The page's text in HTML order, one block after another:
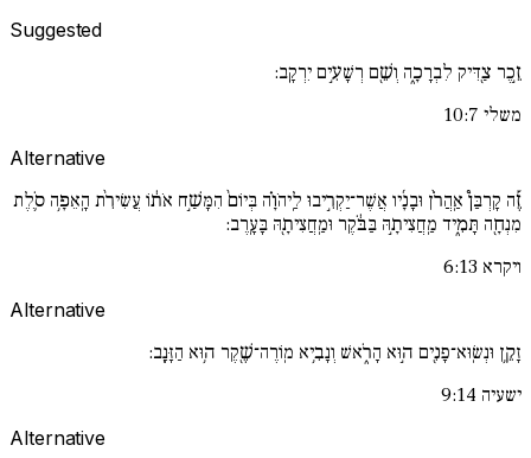
Suggested
זֵ֣כֶר צַ֖דִּיק לִבְרָכָ֑ה וְשֵׁ֖ם רְשָׁעִ֣ים יִרְקָֽב:
משלי 10:7
Alternative
זֶ֡ה קָרְבַּן֩ אַֽהֲרֹ֨ן וּבָנָ֜יו אֲשֶׁר־יַקְרִ֣יבוּ לַֽיהֹוָ֗ה בְּיוֹם֙ הִמָּשַׁ֣ח אֹת֔וֹ עֲשִׂירִ֨ת הָֽאֵפָ֥ה סֹ֛לֶת
מִנְחָ֖ה תָּמִ֑יד מַֽחֲצִיתָ֣הּ בַּבֹּ֔קֶר וּמַֽחֲצִיתָ֖הּ בָּעָֽרֶב:
ויקרא 6:13
Alternative
זָקֵ֥ן וּנְשֽׂוּא־פָנִ֖ים ה֣וּא הָרֹ֑אשׁ וְנָבִ֥יא מֽוֹרֶה־שֶׁ֖קֶר ה֥וּא הַזָּנָֽב:
ישעיה 9:14
Alternative